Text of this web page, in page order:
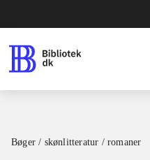
Bøger / skønlitteratur / romaner